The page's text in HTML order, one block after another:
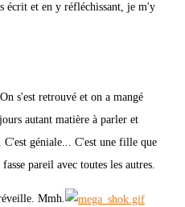
écrit et en y réfléchissant, je m'y
s'est retrouvé et on a mangé
autant matière à parler et
C'est géniale... C'est une fille que
pareil avec toutes les autres.
Mmh.